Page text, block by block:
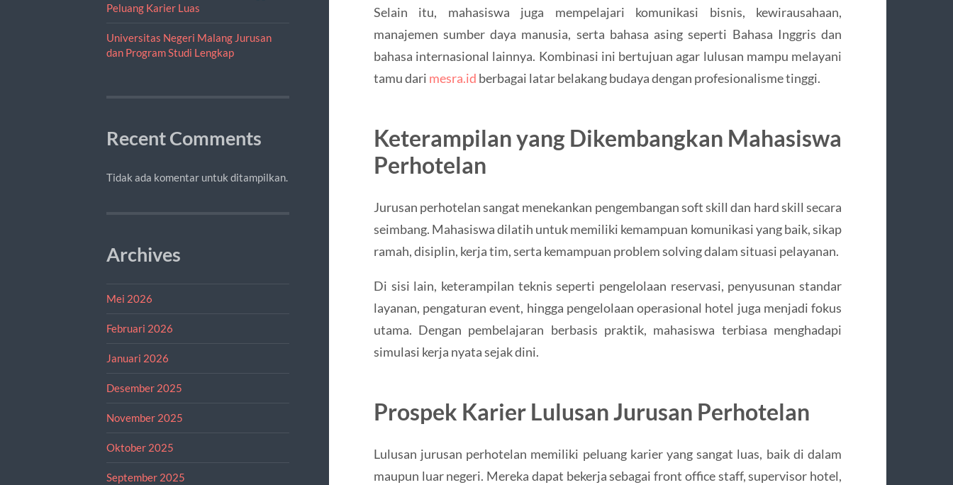
Peluang Karier Luas
Universitas Negeri Malang Jurusan
dan Program Studi Lengkap
Recent Comments
Tidak ada komentar untuk ditampilkan.
Archives
Mei 2026
Februari 2026
Januari 2026
Desember 2025
November 2025
Oktober 2025
September 2025
Selain itu, mahasiswa juga mempelajari komunikasi bisnis, kewirausahaan,
manajemen sumber daya manusia, serta bahasa asing seperti Bahasa Inggris dan
bahasa internasional lainnya. Kombinasi ini bertujuan agar lulusan mampu melayani
tamu dari mesra.id berbagai latar belakang budaya dengan profesionalisme tinggi.
Keterampilan yang Dikembangkan Mahasiswa
Perhotelan
Jurusan perhotelan sangat menekankan pengembangan soft skill dan hard skill secara
seimbang. Mahasiswa dilatih untuk memiliki kemampuan komunikasi yang baik, sikap
ramah, disiplin, kerja tim, serta kemampuan problem solving dalam situasi pelayanan.
Di sisi lain, keterampilan teknis seperti pengelolaan reservasi, penyusunan standar
layanan, pengaturan event, hingga pengelolaan operasional hotel juga menjadi fokus
utama. Dengan pembelajaran berbasis praktik, mahasiswa terbiasa menghadapi
simulasi kerja nyata sejak dini.
Prospek Karier Lulusan Jurusan Perhotelan
Lulusan jurusan perhotelan memiliki peluang karier yang sangat luas, baik di dalam
maupun luar negeri. Mereka dapat bekerja sebagai front office staff, supervisor hotel,